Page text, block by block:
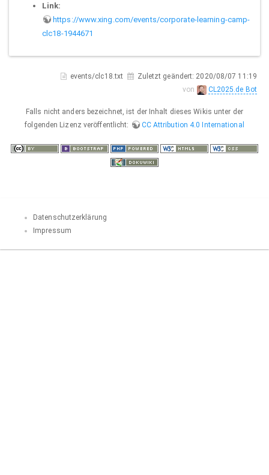
Link:
https://www.xing.com/events/corporate-learning-camp-
clc18-1944671
events/clc18.txt Zuletzt geändert: 2020/08/07 11:19
von
CL2025.de Bot
Falls nicht anders bezeichnet, ist der Inhalt dieses Wikis unter der
folgenden Lizenz veröffentlicht:
CC Attribution 4.0 International
Datenschutzerklärung
Impressum